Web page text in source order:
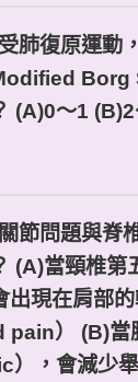
肺復原運動
Borg
(A)0～1
節問題與脊
(A)當頸椎第
出現在肩部
pain） (B)當
），會減少